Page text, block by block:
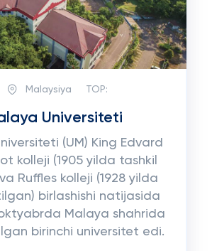
Malaysiya TOP:
Universiteti
(UM) King Edvard
kolleji (1905 yilda tashkil
Ruffles kolleji (1928 yilda
birlashishi natijasida
Malaya shahrida
birinchi universitet edi.